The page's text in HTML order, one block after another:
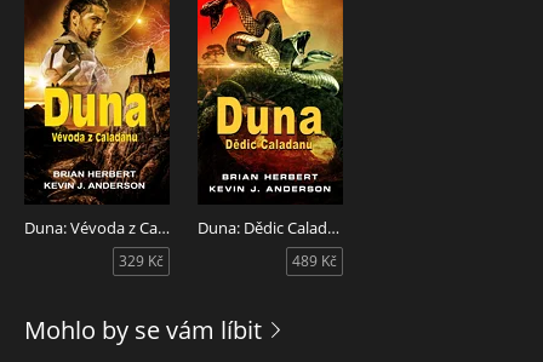
Druhá část třídílné série z vesmíru Duny se odehrává v době
bezprostředně předcházející klíčovým událostem
legendárního románu Franka Herberta, v bouřlivých časech,
než šlechtický rod Atreidů přestěhoval své operace
z domovské planety Caladan na neznámý pouštní svět
Arrakis.
Duna: Vévoda z Caladanu
329 Kč
Duna: Dědic Caladanu
489 Kč
Mohlo by se vám líbit